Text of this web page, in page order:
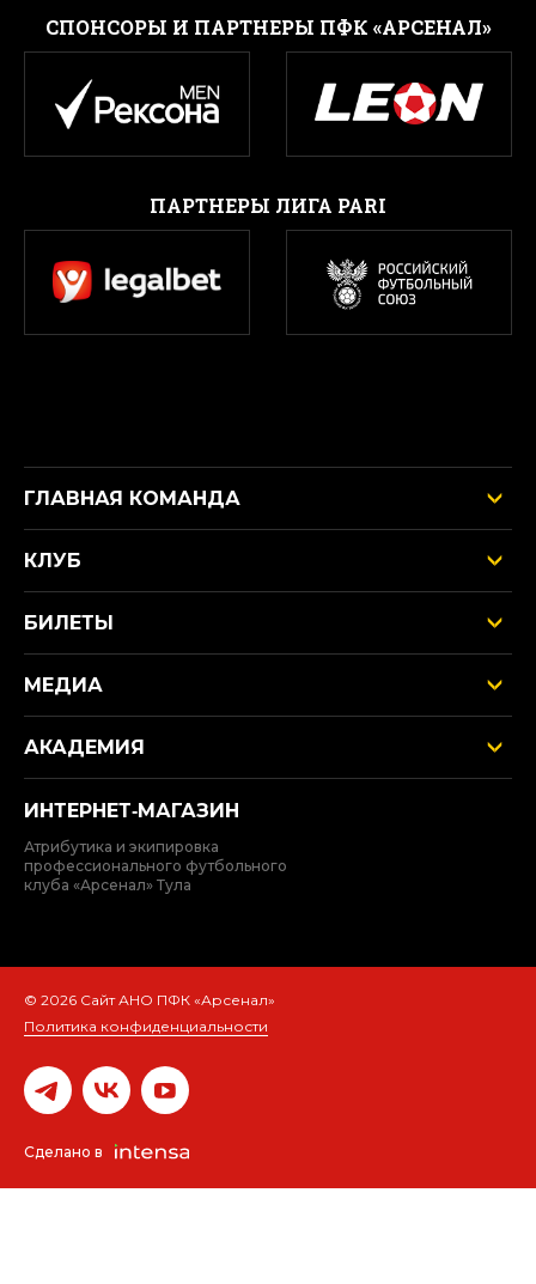
CПОНСОРЫ И ПАРТНЕРЫ ПФК «АРСЕНАЛ»
ПАРТНЕРЫ ЛИГА PARI
ГЛАВНАЯ КОМАНДА
КЛУБ
БИЛЕТЫ
МЕДИА
АКАДЕМИЯ
ИНТЕРНЕТ‑МАГАЗИН
Атрибутика и экипировка
профессионального футбольного
клуба «Арсенал» Тула
© 2026 Сайт АНО ПФК «Арсенал»
Политика конфиденциальности
Сделано в